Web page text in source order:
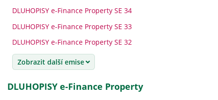
DLUHOPISY e-Finance Property SE 34
DLUHOPISY e-Finance Property SE 33
DLUHOPISY e-Finance Property SE 32
Zobrazit další emise
DLUHOPISY e-Finance Property